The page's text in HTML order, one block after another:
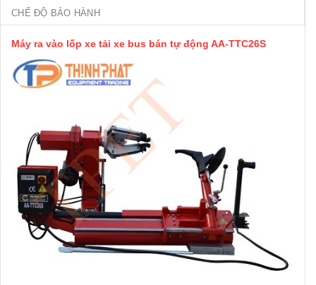
CHẾ ĐỘ BẢO HÀNH
Máy ra vào lốp xe tải xe bus bán tự động AA-TTC26S